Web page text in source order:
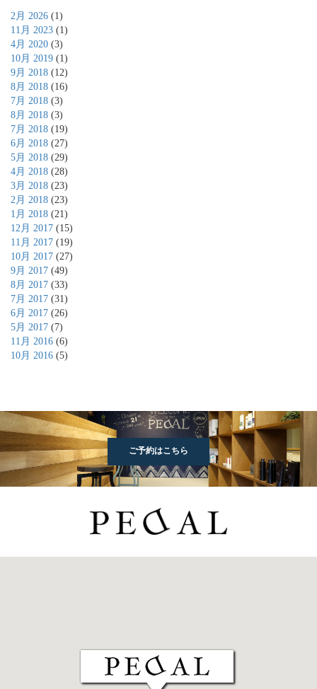
2月 2026 (1)
11月 2023 (1)
4月 2020 (3)
10月 2019 (1)
9月 2018 (12)
8月 2018 (16)
7月 2018 (3)
8月 2018 (3)
7月 2018 (19)
6月 2018 (27)
5月 2018 (29)
4月 2018 (28)
3月 2018 (23)
2月 2018 (23)
1月 2018 (21)
12月 2017 (15)
11月 2017 (19)
10月 2017 (27)
9月 2017 (49)
8月 2017 (33)
7月 2017 (31)
6月 2017 (26)
5月 2017 (7)
11月 2016 (6)
10月 2016 (5)
ご予約はこちら